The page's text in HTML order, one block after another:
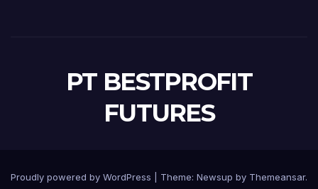
PT BESTPROFIT
FUTURES
Proudly powered by WordPress Theme: Newsup by Themeansar.